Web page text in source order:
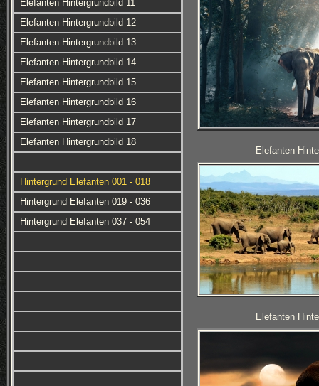
Elefanten Hintergrundbild 11
Elefanten Hintergrundbild 12
Elefanten Hintergrundbild 13
Elefanten Hintergrundbild 14
Elefanten Hintergrundbild 15
Elefanten Hintergrundbild 16
Elefanten Hintergrundbild 17
Elefanten Hintergrundbild 18
Hintergrund Elefanten 001 - 018
Hintergrund Elefanten 019 - 036
Hintergrund Elefanten 037 - 054
Elefanten
Elefanten